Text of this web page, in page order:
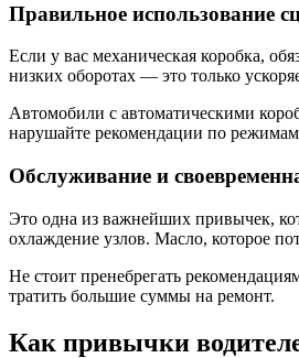
Правильное использование
Если у вас механическая коробка,
низких оборотах — это только
Автомобили с автоматическими
нарушайте рекомендации по
Обслуживание и
Это одна из важнейших привычек,
охлаждение узлов. Масло, которое
Не стоит пренебрегать
тратить большие суммы на ремонт.
Как привычки